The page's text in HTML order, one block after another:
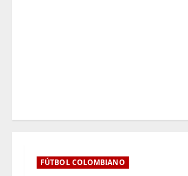
FÚTBOL COLOMBIANO